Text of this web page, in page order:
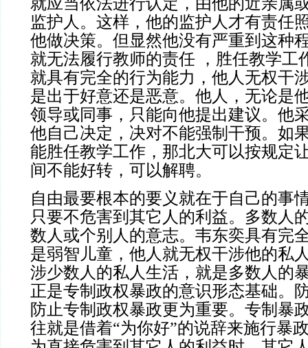
监护人。这样，他的监护人才有责任
他做决策。但显然他没有严重到这种
就无法履行教师的责任 ，胜任教学工
就具有完全的行为能力，他人无权干
是出于好意还是恶意。他人，无论是
领导或同事，只能向他提出建议。他
他自己决定，决对不能强制干预。如
能胜任教学工作，那北大可以按规定
间不能好转，可以解聘。
自由最要根本的要义就在于自己的事
只要不危害到其它人的利益。多数人
数人或个别人的意志。韦东奕具有完
是弱智儿童，他人就无权干涉他的私
涉少数人的私人生活，就是多数人的
正是专制政权暴政的意识形态基础。
防止专制政权暴政更为重要。专制暴
往就是借着“为你好”的说辞来施行暴